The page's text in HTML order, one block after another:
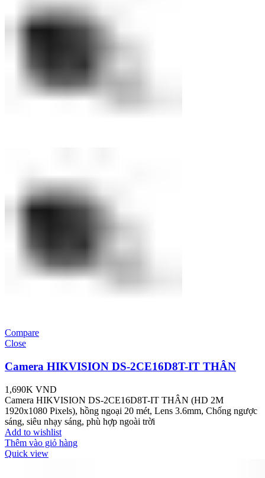
Compare
Close
Camera HIKVISION DS-2CE16D8T-IT THÂN
1,690K VND
Camera HIKVISION DS-2CE16D8T-IT THÂN (HD 2M
1920x1080 Pixels), hồng ngoại 20 mét, Lens 3.6mm, Chống ngược
sáng, siêu nhạy sáng, phù hợp ngoài trời
Add to wishlist
Thêm vào giỏ hàng
Quick view